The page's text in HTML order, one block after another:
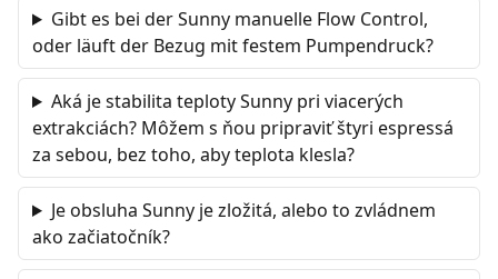
Gibt es bei der Sunny manuelle Flow Control,
oder läuft der Bezug mit festem Pumpendruck?
Aká je stabilita teploty Sunny pri viacerých
extrakciách? Môžem s ňou pripraviť štyri espressá
za sebou, bez toho, aby teplota klesla?
Je obsluha Sunny je zložitá, alebo to zvládnem
ako začiatočník?